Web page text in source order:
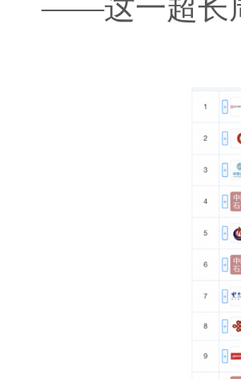
——这一超长